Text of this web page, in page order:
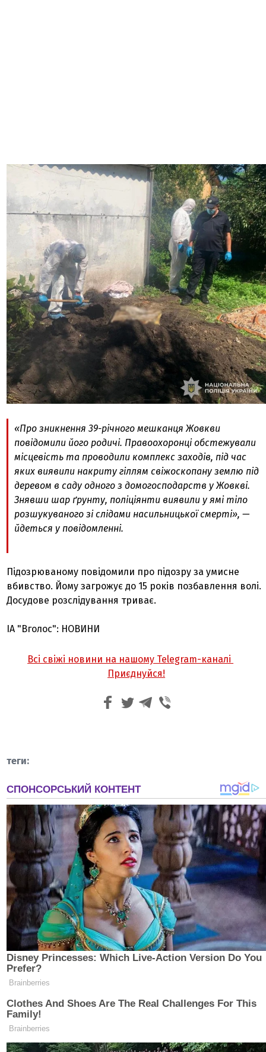
«Про зникнення 39-річного мешканця Жовкви
повідомили його родичі. Правоохоронці обстежували
місцевість та проводили комплекс заходів, під час
яких виявили накриту гіллям свіжоскопану землю під
деревом в саду одного з домогосподарств у Жовкві.
Знявши шар ґрунту, поліціянти виявили у ямі тіло
розшукуваного зі слідами насильницької смерті», —
йдеться у повідомленні.
Підозрюваному повідомили про підозру за умисне
вбивство. Йому загрожує до 15 років позбавлення волі.
Досудове розслідування триває.
ІА "Вголос": НОВИНИ
Всі свіжі новини на нашому Telegram-каналі
Приєднуйся!